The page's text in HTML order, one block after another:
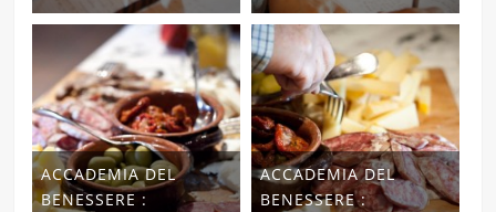
ACCADEMIA DEL
BENESSERE :
ACCADEMIA DEL
BENESSERE :